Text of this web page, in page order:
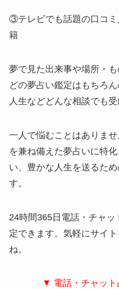
③テレビでも話題の口コ
籍
夢で見た出来事や場所・
どの夢占い鑑定はもちろ
人生などどんな相談でも受
一人で悩むことはありま
を兼ね備えた夢占いに特
い、豊かな人生を送るた
す。
24時間365日電話・チャ
定できます。気軽にサイ
ね。
▼ 電話・チャッ